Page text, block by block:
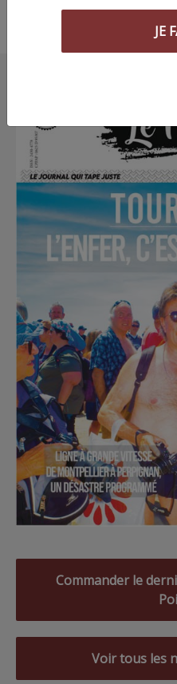
Commander le
Voir tous les
JE